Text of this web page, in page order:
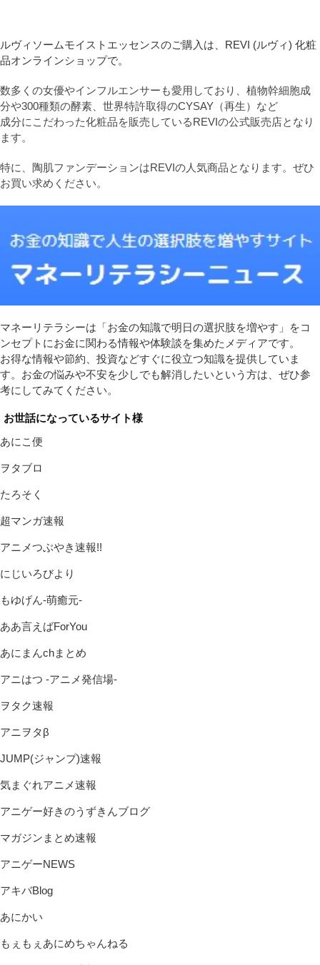
ルヴィソームモイストエッセンスのご購入は、REVI (ルヴィ) 化粧
品オンラインショップで。
数多くの女優やインフルエンサーも愛用しており、植物幹細胞成
分や300種類の酵素、世界特許取得のCYSAY（再生）など
成分にこだわった化粧品を販売しているREVIの公式販売店となり
ます。
特に、陶肌ファンデーションはREVIの人気商品となります。ぜひ
お買い求めください。
マネーリテラシーは「お金の知識で明日の選択肢を増やす」をコ
ンセプトにお金に関わる情報や体験談を集めたメディアです。
お得な情報や節約、投資などすぐに役立つ知識を提供していま
す。お金の悩みや不安を少しでも解消したいという方は、ぜひ参
考にしてみてください。
お世話になっているサイト様
あにこ便
ヲタブロ
たろそく
超マンガ速報
アニメつぶやき速報!!
にじいろびより
もゆげん-萌癒元-
ああ言えばForYou
あにまんchまとめ
アニはつ -アニメ発信場-
ヲタク速報
アニヲタβ
JUMP(ジャンプ)速報
気まぐれアニメ速報
アニゲー好きのうずきんブログ
マガジンまとめ速報
アニゲーNEWS
アキバBlog
あにかい
もぇもぇあにめちゃんねる